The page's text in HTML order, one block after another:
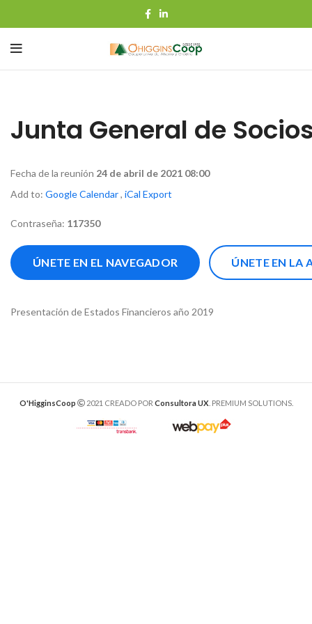
Junta General de
Fecha de la reunión 24 de abril de 2021 08:00
Add to: Google Calendar, iCal Export
Contraseña: 117350
ÚNETE EN EL NAVEGADOR ÚNETE EN LA
Presentación de Estados Financieros año 2019
O'HigginsCoop 2021 CREADO POR Consultora UX. PREMIUM SOLUTIONS.